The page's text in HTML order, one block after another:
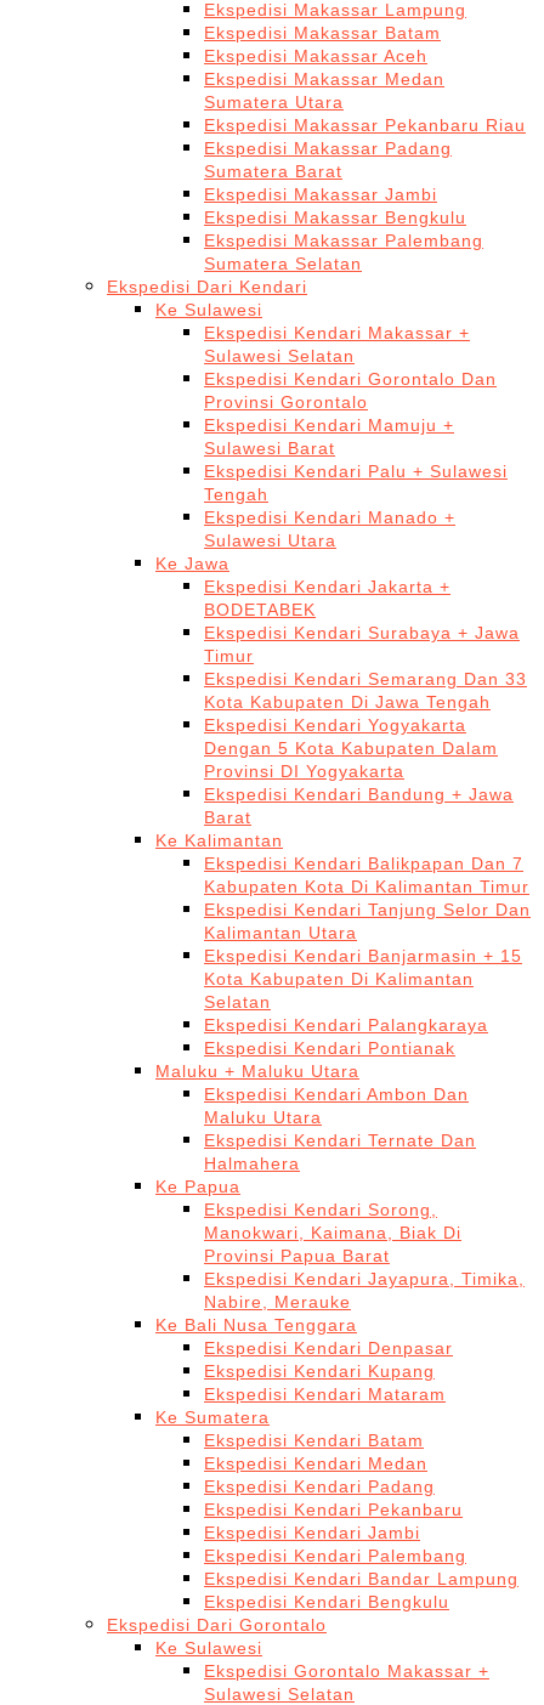
Ekspedisi Makassar Lampung
Ekspedisi Makassar Batam
Ekspedisi Makassar Aceh
Ekspedisi Makassar Medan
Sumatera Utara
Ekspedisi Makassar Pekanbaru Riau
Ekspedisi Makassar Padang
Sumatera Barat
Ekspedisi Makassar Jambi
Ekspedisi Makassar Bengkulu
Ekspedisi Makassar Palembang
Sumatera Selatan
Ekspedisi Dari Kendari
Ke Sulawesi
Ekspedisi Kendari Makassar +
Sulawesi Selatan
Ekspedisi Kendari Gorontalo Dan
Provinsi Gorontalo
Ekspedisi Kendari Mamuju +
Sulawesi Barat
Ekspedisi Kendari Palu + Sulawesi
Tengah
Ekspedisi Kendari Manado +
Sulawesi Utara
Ke Jawa
Ekspedisi Kendari Jakarta +
BODETABEK
Ekspedisi Kendari Surabaya + Jawa
Timur
Ekspedisi Kendari Semarang Dan 33
Kota Kabupaten Di Jawa Tengah
Ekspedisi Kendari Yogyakarta
Dengan 5 Kota Kabupaten Dalam
Provinsi DI Yogyakarta
Ekspedisi Kendari Bandung + Jawa
Barat
Ke Kalimantan
Ekspedisi Kendari Balikpapan Dan 7
Kabupaten Kota Di Kalimantan Timur
Ekspedisi Kendari Tanjung Selor Dan
Kalimantan Utara
Ekspedisi Kendari Banjarmasin + 15
Kota Kabupaten Di Kalimantan
Selatan
Ekspedisi Kendari Palangkaraya
Ekspedisi Kendari Pontianak
Maluku + Maluku Utara
Ekspedisi Kendari Ambon Dan
Maluku Utara
Ekspedisi Kendari Ternate Dan
Halmahera
Ke Papua
Ekspedisi Kendari Sorong,
Manokwari, Kaimana, Biak Di
Provinsi Papua Barat
Ekspedisi Kendari Jayapura, Timika,
Nabire, Merauke
Ke Bali Nusa Tenggara
Ekspedisi Kendari Denpasar
Ekspedisi Kendari Kupang
Ekspedisi Kendari Mataram
Ke Sumatera
Ekspedisi Kendari Batam
Ekspedisi Kendari Medan
Ekspedisi Kendari Padang
Ekspedisi Kendari Pekanbaru
Ekspedisi Kendari Jambi
Ekspedisi Kendari Palembang
Ekspedisi Kendari Bandar Lampung
Ekspedisi Kendari Bengkulu
Ekspedisi Dari Gorontalo
Ke Sulawesi
Ekspedisi Gorontalo Makassar +
Sulawesi Selatan